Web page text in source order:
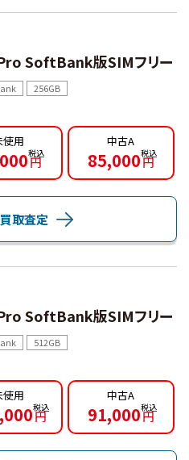
SoftBank版SIMフリー
256GB
使用
円
中古A
85,000円
取査定
SoftBank版SIMフリー
512GB
使用
円
中古A
91,000円